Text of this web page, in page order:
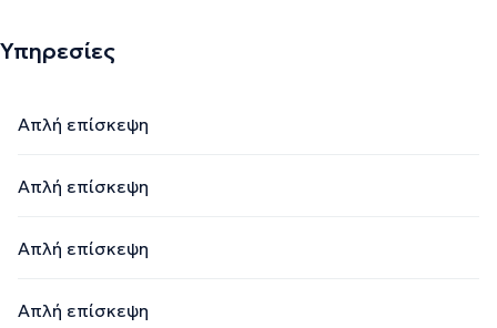
Υπηρεσίες
Απλή επίσκεψη
Απλή επίσκεψη
Απλή επίσκεψη
Απλή επίσκεψη